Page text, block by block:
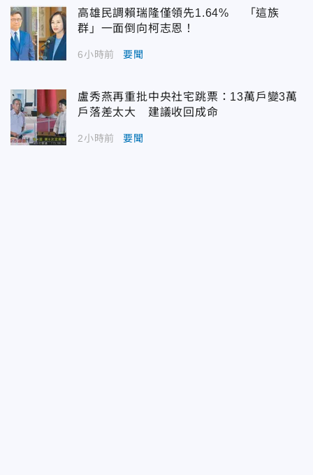
高雄民調賴瑞隆僅領先1.64% 「這族
群」一面倒向柯志恩！
6小時前 要聞
盧秀燕再重批中央社宅跳票：13萬戶變3萬
戶落差太大 建議收回成命
2小時前 要聞